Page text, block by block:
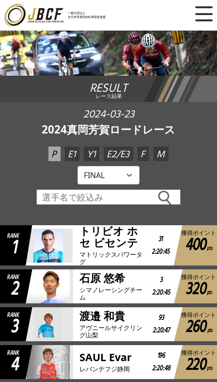
一般社団法人
全日本実業団自転車競技連盟
×
ニュース
レース日程
ランキング
レース結果
チーム・選手
競技ガイド
加盟・登録
JBCF ROAD SERIESとは
RESULT
レース結果
2024-03-23
2024真岡芳賀ロードレース
P E1 Y1 E2/E3 F M
RANK
1
トリビオ ホ
セ ビセンテ
マトリックスパワータ
グ
31
2:20:45
獲得ポイント
400pts
RANK
2 石原 悠希
シマノレーシングチー
ム
3
2:20:45
獲得ポイント
320pts
RANK
3 渡邉 和貴
アヴニールサイクリン
グ山梨
93
2:20:47
獲得ポイント
260 pts
RANK
4 SAUL Evar
レバンテフジ静岡
196
2:20:48
獲得ポイント
220pts